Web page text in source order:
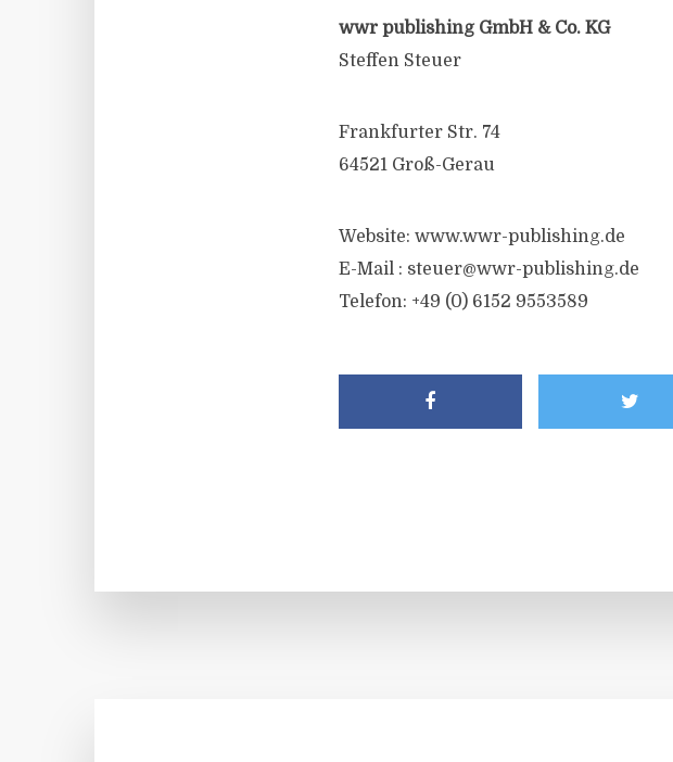
wwr publishing GmbH & Co. KG
Steffen Steuer
Frankfurter Str. 74
64521 Groß-Gerau
Website: www.wwr-publishing.de
E-Mail : steuer@wwr-publishing.de
Telefon: +49 (0) 6152 9553589